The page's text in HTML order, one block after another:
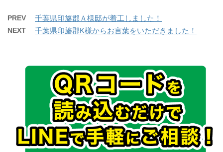
PREV 千葉県印旛郡Ａ様邸が着工しました！
NEXT 千葉県印旛郡K様からお言葉をいただきました！